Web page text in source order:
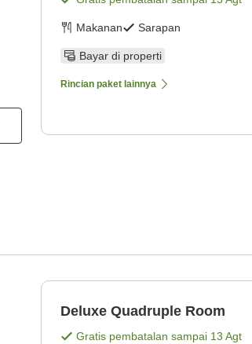
Makanan Sarapan
Bayar di properti
Rincian paket lainnya
Deluxe Quadruple Room
Gratis pembatalan sampai 13 Agt